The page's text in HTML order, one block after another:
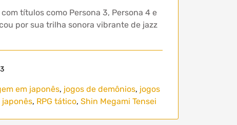
títulos como Persona 3, Persona 4 e
por sua trilha sonora vibrante de jazz
em japonês, jogos de demônios, jogos
japonês, RPG tático, Shin Megami Tensei